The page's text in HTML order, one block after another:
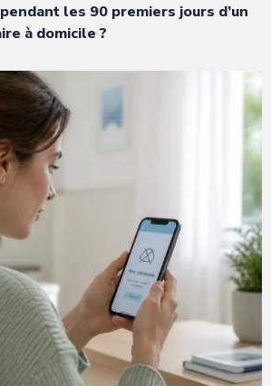
les 90 premiers jours d’un
à domicile ?